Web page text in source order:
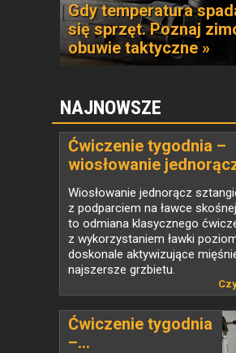
Gdy temperatura
się sprzęt. Poznaj
obuwie taktyczne »
NAJNOWSZE
Ćwiczenie tygodnia –
wiosłowanie
sztangielką z
ławce skośnej
Wiosłowanie jednorącz
z podparciem na ławce skośnej
to odmiana klasycznego
z wykorzystaniem ławki
doskonale aktywizujące
najszersze grzbietu.
Ćwiczenie tygodnia
–...